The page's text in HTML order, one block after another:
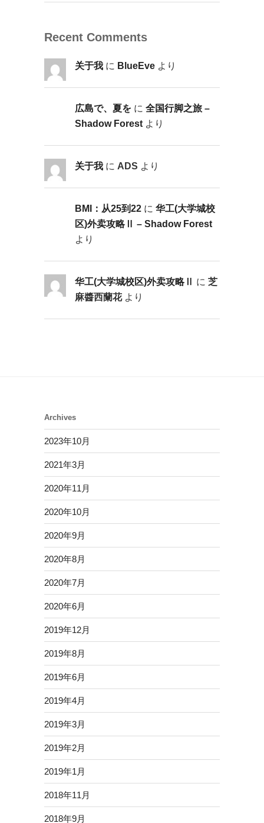
Recent Comments
关于我に BlueEveより
広島で、夏をに 全国行脚之旅 –
Shadow Forestより
关于我に ADS より
BMI：从25到22に 华工(大学城校
区)外卖攻略Ⅱ – Shadow Forest
より
华工(大学城校区)外卖攻略Ⅱ に 芝
麻醬西蘭花より
Archives
2023年10月
2021年3月
2020年11月
2020年10月
2020年9月
2020年8月
2020年7月
2020年6月
2019年12月
2019年8月
2019年6月
2019年4月
2019年3月
2019年2月
2019年1月
2018年11月
2018年9月